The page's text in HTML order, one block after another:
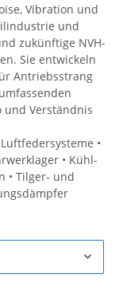
Vibration und
und
zukünftige NVH-
Sie entwickeln
Antriebsstrang
und Verständnis
•
• Kühl-
• Tilger- und